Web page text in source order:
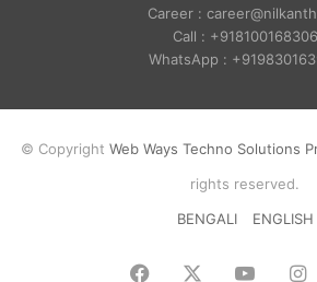
Career :
Call : +918100168306
WhatsApp :
© Copyright Web Ways Techno Solutions
rights reserved.
BENGALI
ENGLISH
Facebook